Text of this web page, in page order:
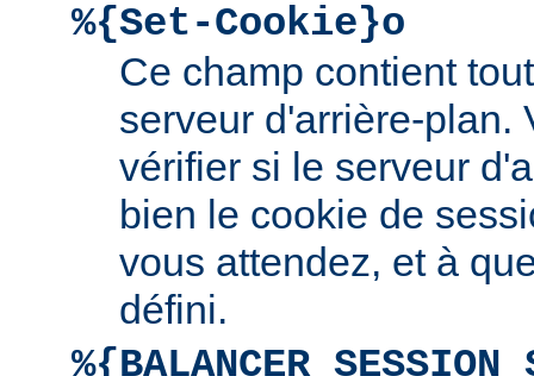
%{Set-Cookie}o
Ce champ contient
serveur d'arrière-plan.
vérifier si le serveur
bien le cookie de
vous attendez, et à
défini.